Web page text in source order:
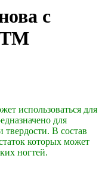
с
ТМ
использоваться для
для
В состав
которых может
ногтей.